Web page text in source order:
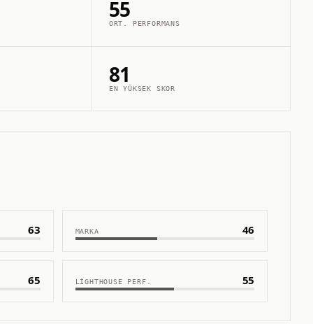
55
ORT. PERFORMANS
81
EN YÜKSEK SKOR
63 MARKA 46
65 LIGHTHOUSE PERF. 55